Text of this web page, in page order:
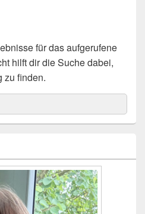
für das aufgerufene
hilft dir die Suche dabei,
zu finden.